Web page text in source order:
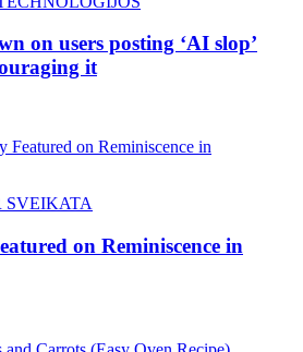
on users posting ‘AI slop’
it
on Reminiscence in